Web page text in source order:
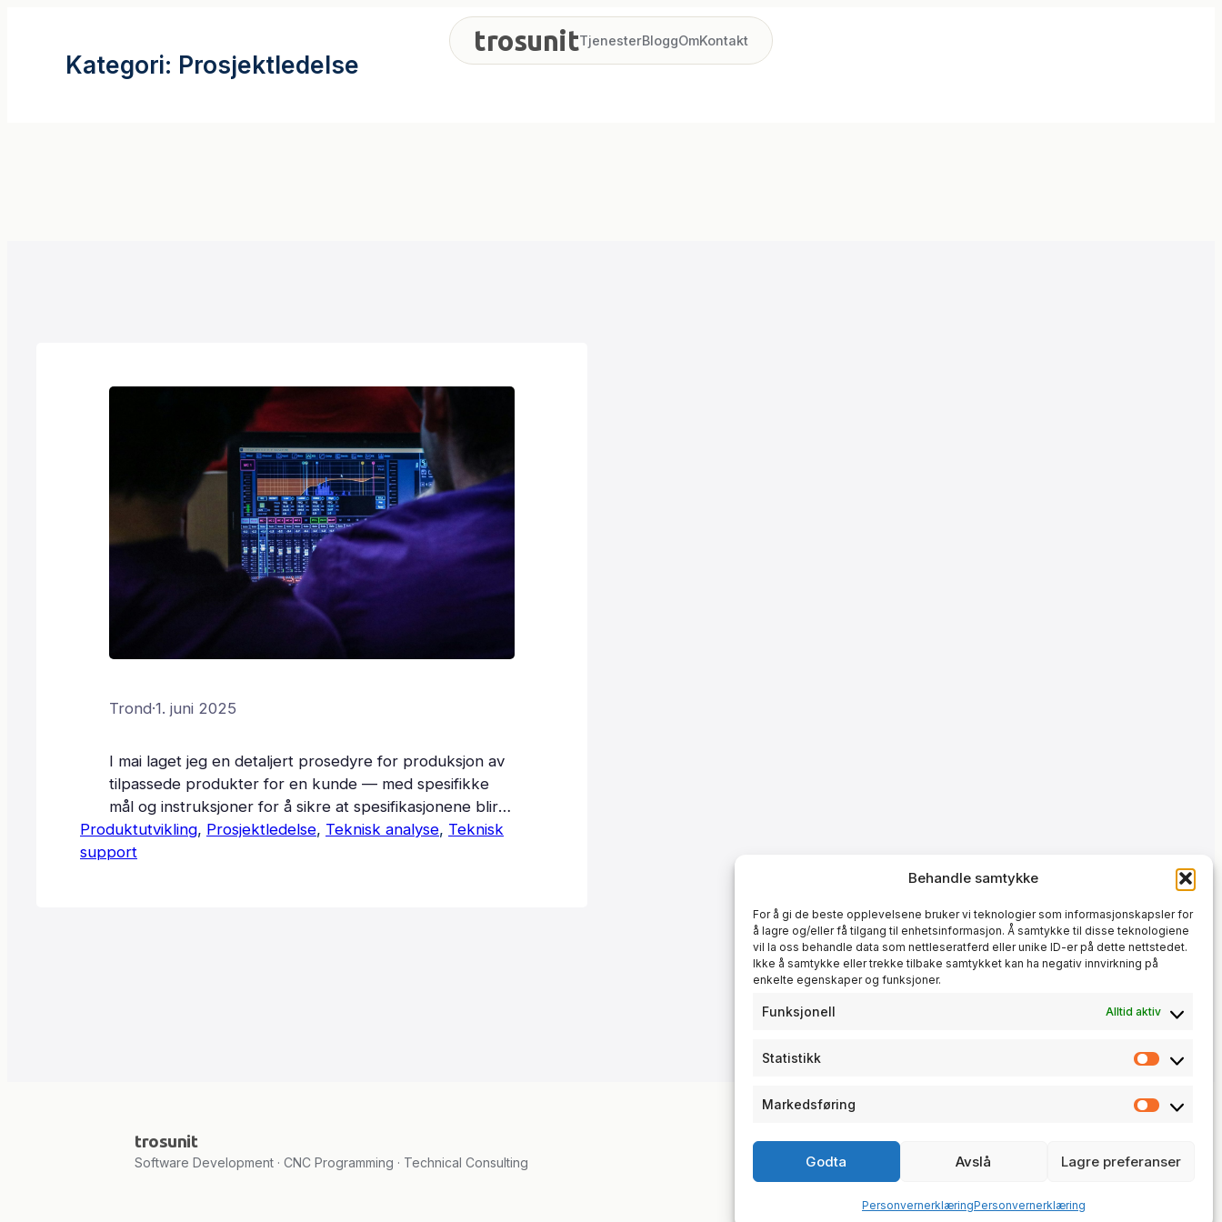
Behandle samtykke
For å gi de beste opplevelsene bruker vi teknologier som informasjonskapsler for
å lagre og/eller få tilgang til enhetsinformasjon. Å samtykke til disse teknologiene
vil la oss behandle data som nettleseratferd eller unike ID-er på dette nettstedet.
Ikke å samtykke eller trekke tilbake samtykket kan ha negativ innvirkning på
enkelte egenskaper og funksjoner.
Funksjonell Alltid aktiv
Statistikk
Markedsføring
Godta Avslå Lagre preferanser
PersonvernerklæringPersonvernerklæring
Kategori: Prosjektledelse
Trond·1. juni 2025
I mai laget jeg en detaljert prosedyre for produksjon av
tilpassede produkter for en kunde — med spesifikke
mål og instruksjoner for å sikre at spesifikasjonene blir
fulgt. Jeg begynte også på en illustrert
produksjonsguide for et nytt produkt, for å sikre
Produktutvikling, Prosjektledelse, Teknisk analyse, Teknisk
support
trosunitTjenesterBloggOmKontakt
trosunit
Software Development · CNC Programming · Technical Consulting
trosunit AS · NO 930 190 268 MVA
© 2026 · trosunit.no